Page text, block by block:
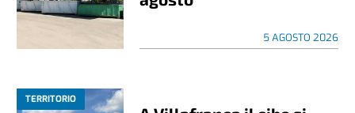
5 AGOSTO 2026
TERRITORIO